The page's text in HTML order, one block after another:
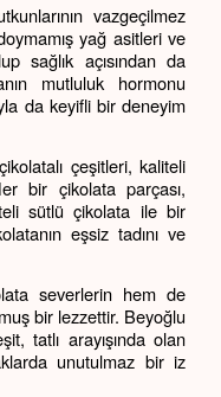
vazgeçilmez
yağ asitleri ve
sağlık açısından da
mutluluk hormonu
da keyifli bir deneyim
çeşitleri, kaliteli
bir çikolata parçası,
sütlü çikolata ile bir
eşsiz tadını ve
severlerin hem de
bir lezzettir. Beyoğlu
tatlı arayışında olan
unutulmaz bir iz